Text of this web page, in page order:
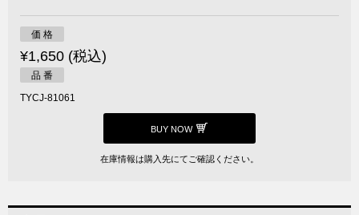
価 格
¥1,650 (税込)
品 番
TYCJ-81061
BUY NOW
在庫情報は購入先にてご確認ください。